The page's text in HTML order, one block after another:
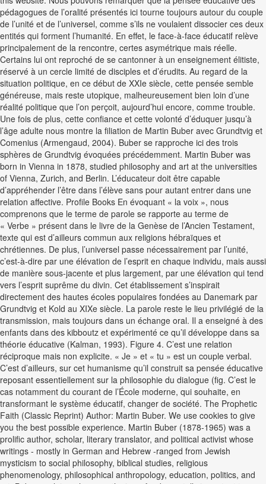
pédagogues de l’oralité présentés ici tourne toujours autour du couple
de l’unité et de l’universel, comme s’ils ne voulaient dissocier ces deux
entités qui forment l’humanité. En effet, le face-à-face éducatif relève
principalement de la rencontre, certes asymétrique mais réelle.
Certains lui ont reproché de se cantonner à un enseignement élitiste,
réservé à un cercle limité de disciples et d’érudits. Au regard de la
situation politique, en ce début de XXIe siècle, cette pensée semble
généreuse, mais reste utopique, malheureusement bien loin d’une
réalité politique que l’on perçoit, aujourd’hui encore, comme trouble.
Une fois de plus, cette confiance et cette volonté d’éduquer jusqu’à
l’âge adulte nous montre la filiation de Martin Buber avec Grundtvig et
Comenius (Armengaud, 2004). Buber se rapproche ici des trois
sphères de Grundtvig évoquées précédemment. Martin Buber was
born in Vienna in 1878, studied philosophy and art at the universities
of Vienna, Zurich, and Berlin. L’éducateur doit être capable
d’appréhender l’être dans l’élève sans pour autant entrer dans une
relation affective. Profile Books En évoquant « la voix », nous
comprenons que le terme de parole se rapporte au terme de
« Verbe » présent dans le livre de la Genèse de l’Ancien Testament,
texte qui est d’ailleurs commun aux religions hébraïques et
chrétiennes. De plus, l’universel passe nécessairement par l’unité,
c’est-à-dire par une élévation de l’esprit en chaque individu, mais aussi
de manière sous-jacente et plus largement, par une élévation qui tend
vers l’esprit suprême du divin. Cet établissement s’inspirait
directement des hautes écoles populaires fondées au Danemark par
Grundtvig et Kold au XIXe siècle. La parole reste le lieu privilégié de la
transmission, mais toujours dans un échange oral. Il a enseigné à des
enfants dans des kibboutz et expérimenté ce qu’il développe dans sa
théorie éducative (Kalman, 1993). Figure 4. C’est une relation
réciproque mais non explicite. « Je » et « tu » est un couple verbal.
C’est d’ailleurs, sur cet humanisme qu’il construit sa pensée éducative
reposant essentiellement sur la philosophie du dialogue (fig. C’est le
cas notamment du courant de l’École moderne, qui souhaite, en
transformant le système éducatif, changer de société. The Prophetic
Faith (Classic Reprint) Author: Martin Buber. We use cookies to give
you the best possible experience. Martin Buber (1878-1965) was a
prolific author, scholar, literary translator, and political activist whose
writings - mostly in German and Hebrew -ranged from Jewish
mysticism to social philosophy, biblical studies, religious
phenomenology, philosophical anthropology, education, politics, and